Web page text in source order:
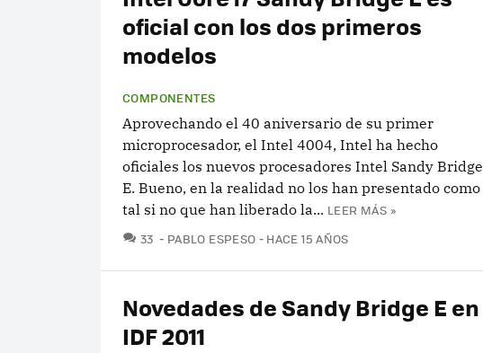
oficial con los dos primeros
modelos
COMPONENTES
Aprovechando el 40 aniversario de su primer
microprocesador, el Intel 4004, Intel ha hecho
oficiales los nuevos procesadores Intel Sandy Bridge
E. Bueno, en la realidad no los han presentado como
tal si no que han liberado la... LEER MÁS »
33 COMENTARIOS
PABLO ESPESO HACE 15 AÑOS
Novedades de Sandy Bridge E en
IDF 2011